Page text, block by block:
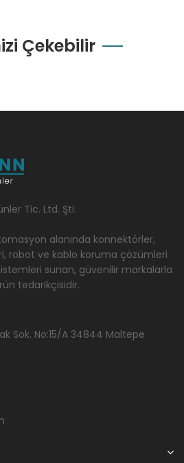
Çekebilir
Tic. Ltd. Şti.
alanında konnektörler,
robot ve kablo koruma çözümleri
sunan, güvenilir markalarla
tedarikçisidir.
Sok. No:15/A 34844 Maltepe